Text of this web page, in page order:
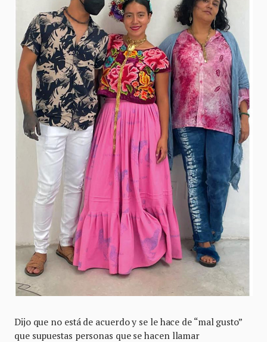
Dijo que no está de acuerdo y se le hace de “mal gusto”
que supuestas personas que se hacen llamar